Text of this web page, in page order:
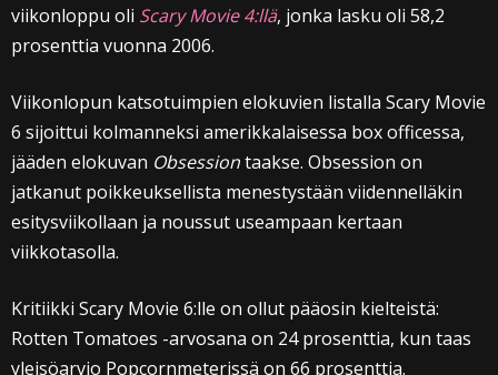
viikonloppu oli Scary Movie 4:llä, jonka lasku oli 58,2
prosenttia vuonna 2006.
Viikonlopun katsotuimpien elokuvien listalla Scary Movie
6 sijoittui kolmanneksi amerikkalaisessa box officessa,
jääden elokuvan Obsessiontaakse. Obsession on
jatkanut poikkeuksellista menestystään viidennelläkin
esitysviikollaan ja noussut useampaan kertaan
viikkotasolla.
Kritiikki Scary Movie 6:lle on ollut pääosin kielteistä:
Rotten Tomatoes -arvosana on 24 prosenttia, kun taas
yleisöarvio Popcornmeterissä on 66 prosenttia.